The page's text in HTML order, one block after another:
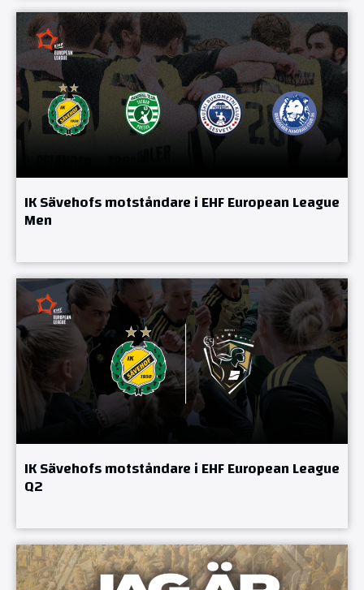
IK Sävehofs motståndare i EHF European League
Men
IK Sävehofs motståndare i EHF European League
Q2